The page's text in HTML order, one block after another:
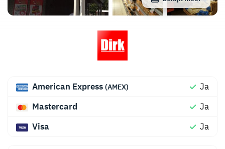
American Express (AMEX)
Ja
Mastercard
Ja
Visa
Ja